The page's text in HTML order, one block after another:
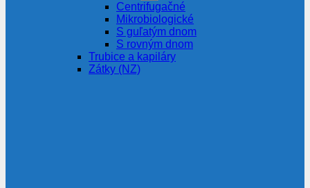
Centrifugačné
Mikrobiologické
S guľatým dnom
S rovným dnom
Trubice a kapiláry
Zátky (NZ)